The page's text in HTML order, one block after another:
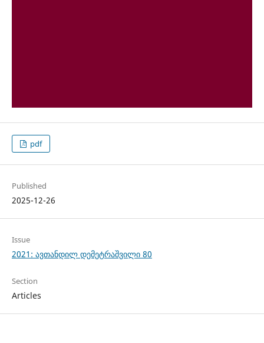
pdf
Published
2025-12-26
Issue
2021: ავთანდილ დემეტრაშვილი 80
Section
Articles